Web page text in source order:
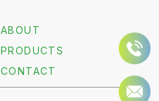
ABOUT
PRODUCTS
CONTACT